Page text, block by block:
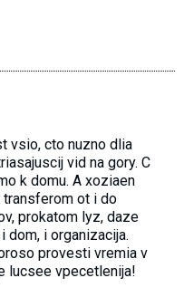
vsio, cto nuzno dlia
vid na gory. C
k domu. A xoziaen
ot i do
prokatom lyz, daze
dom, i organizacija.
provesti vremia v
lucsee vpecetlenija!